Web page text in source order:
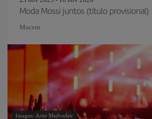
Moda Mossi juntos (título provisional)
Mucem
Imagen: Artie Medvedev